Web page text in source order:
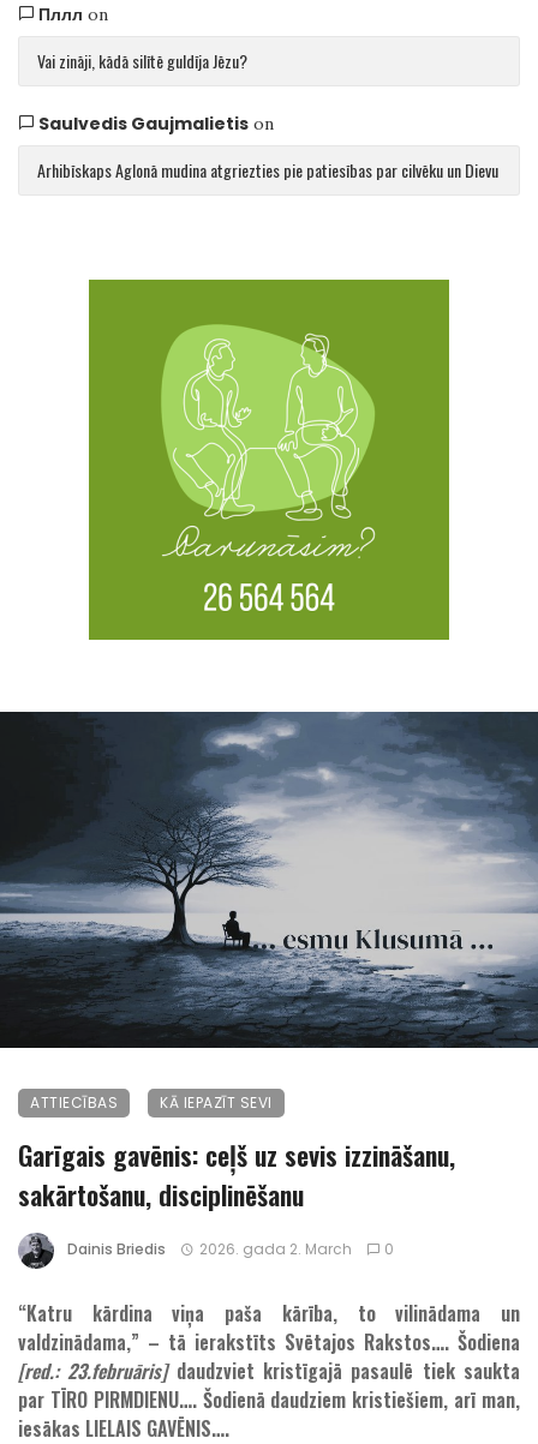
Пллл on
Vai zināji, kādā silītē guldīja Jēzu?
Saulvedis Gaujmalietison
Arhibīskaps Aglonā mudina atgriezties pie patiesības par cilvēku un Dievu
ATTIECĪBAS KĀ IEPAZĪT SEVI
Garīgais gavēnis: ceļš uz sevis izzināšanu,
sakārtošanu, disciplinēšanu
Dainis Briedis 2026. gada 2. March 0
“Katru kārdina viņa paša kārība, to vilinādama un
valdzinādama,” – tā ierakstīts Svētajos Rakstos…. Šodiena
[red.: 23.februāris]daudzviet kristīgajā pasaulē tiek saukta
par TĪRO PIRMDIENU…. Šodienā daudziem kristiešiem, arī man,
iesākas LIELAIS GAVĒNIS….